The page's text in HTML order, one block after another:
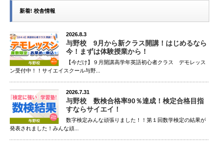
新着! 校舎情報
2026.8.3
与野校 9月から新クラス開講！はじめるなら
今！まずは体験授業から！
【今だけ】９月開講高学年英語初心者クラス デモレッス
ン受付中！！サイエイスクール与野...
2026.7.31
与野校 数検合格率90％達成！検定合格目指
すならサイエイ！
数字検定みんな頑張りました！！第１回数学検定の結果が
発表されました！みんな頑...